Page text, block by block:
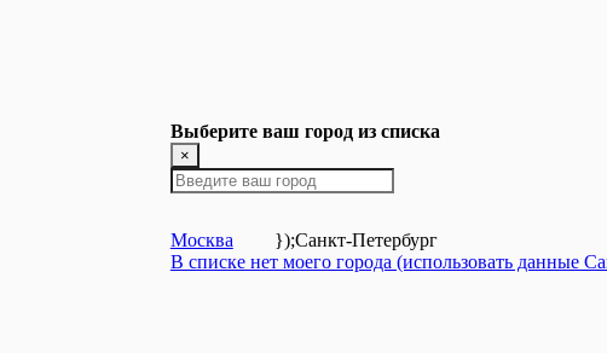
Выберите ваш город из списка
×
Москва });Санкт-Петербург
В списке нет моего города (использовать данные